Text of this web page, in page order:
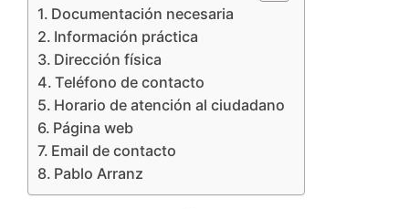
Documentación necesaria
Información práctica
Dirección física
Teléfono de contacto
Horario de atención al ciudadano
Página web
Email de contacto
Pablo Arranz